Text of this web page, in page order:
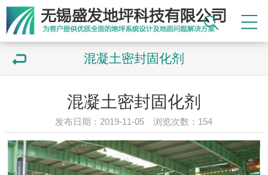
混凝土密封固化剂
混凝土密封固化剂
发布日期：2019-11-05 浏览次数： 154